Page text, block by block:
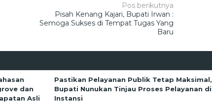
Pos berikutnya
Pisah Kenang Kajari, Bupati Irwan :
Semoga Sukses di Tempat Tugas Yang
Baru
dan
Asli
Pastikan Pelayanan Publik Tetap Maksimal,
Bupati Nunukan Tinjau Proses Pelayanan di
Instansi